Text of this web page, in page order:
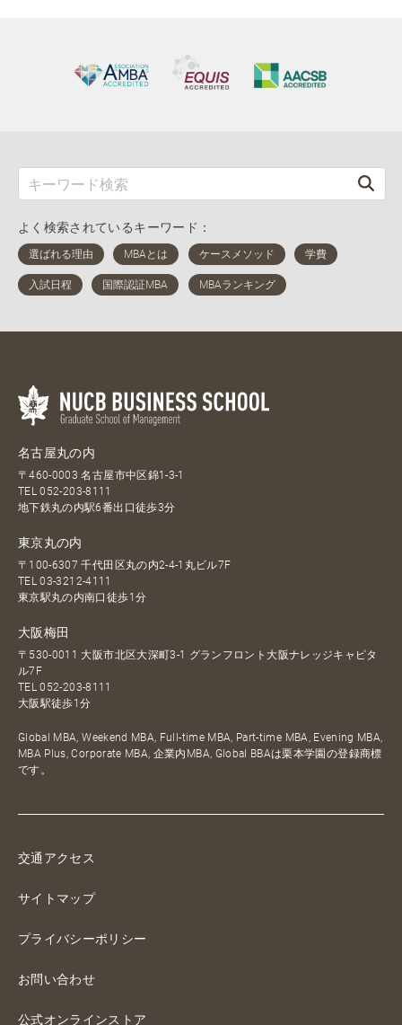
よく検索されているキーワード：
名古屋丸の内
〒460-0003 名古屋市中区錦1-3-1
TEL052-203-8111
地下鉄丸の内駅6番出口徒歩3分
東京丸の内
〒100-6307 千代田区丸の内2-4-1丸ビル7F
TEL03-3212-4111
東京駅丸の内南口徒歩1分
大阪梅田
〒530-0011 大阪市北区大深町3-1 グランフロント大阪ナレッジキャピタ
ル7F
TEL052-203-8111
大阪駅徒歩1分
Global MBA, Weekend MBA, Full-time MBA, Part-time MBA, Evening MBA,
MBA Plus, Corporate MBA, 企業内MBA, Global BBAは栗本学園の登録商標
です。
交通アクセス
サイトマップ
プライバシーポリシー
お問い合わせ
公式オンラインストア